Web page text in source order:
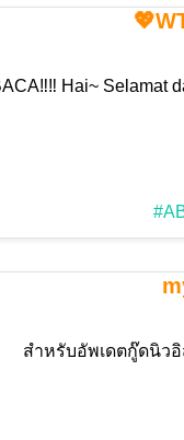
Hai~ Selamat
สำหรับอัพเดตกู๊ดนิวอิ